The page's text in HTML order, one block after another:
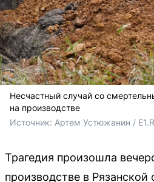
Несчастный случай со
на производстве
Источник: Артем Устюжанин /
Трагедия произошла
производстве в